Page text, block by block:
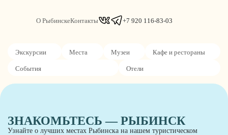
О РыбинскеКонтакты +7 920 116-83-03
Экскурсии Места Музеи Кафе и рестораны
События Отели
ЗНАКОМЬТЕСЬ — РЫБИНСК
Узнайте о лучших местах Рыбинска на нашем туристическом